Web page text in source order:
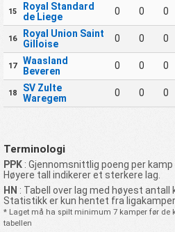
15
Royal Standard
de Liege
0 0 0
16
Royal Union Saint
Gilloise
0 0 0
17
Waasland
Beveren
0 0 0
18
SV Zulte
Waregem
0 0 0
Terminologi
PPK : Gjennomsnittlig poeng per
Høyere tall indikerer et sterkere lag.
HN : Tabell over lag med høyest antall
Statistikk er kun hentet fra ligakamper.
* Laget må ha spilt minimum 7 kamper før de
tabellen